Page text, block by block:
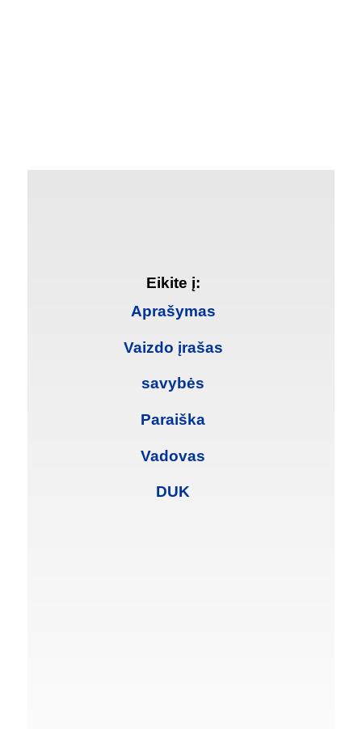
Eikite į:
Aprašymas
Vaizdo įrašas
savybės
Paraiška
Vadovas
DUK